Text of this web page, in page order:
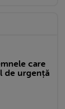
care
de urgență